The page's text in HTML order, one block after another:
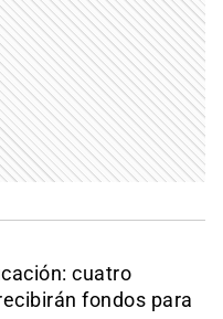
cuatro
fondos para